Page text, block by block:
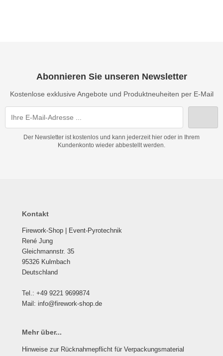
Abonnieren Sie unseren Newsletter
Kostenlose exklusive Angebote und Produktneuheiten per E-Mail
Der Newsletter ist kostenlos und kann jederzeit hier oder in Ihrem
Kundenkonto wieder abbestellt werden.
Kontakt
Firework-Shop | Event-Pyrotechnik
René Jung
Gleichmannstr. 35
95326 Kulmbach
Deutschland
Tel.: +49 9221 9699874
Mail: info@firework-shop.de
Mehr über...
Hinweise zur Rücknahmepflicht für Verpackungsmaterial